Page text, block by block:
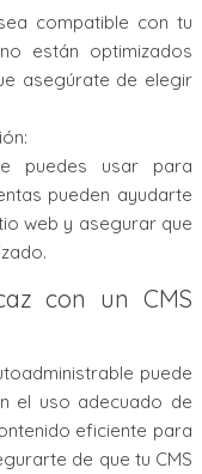
compatible con tu
están optimizados
asegúrate de elegir
puedes usar para
pueden ayudarte
web y asegurar que
con un CMS
puede
el uso adecuado de
eficiente para
de que tu CMS